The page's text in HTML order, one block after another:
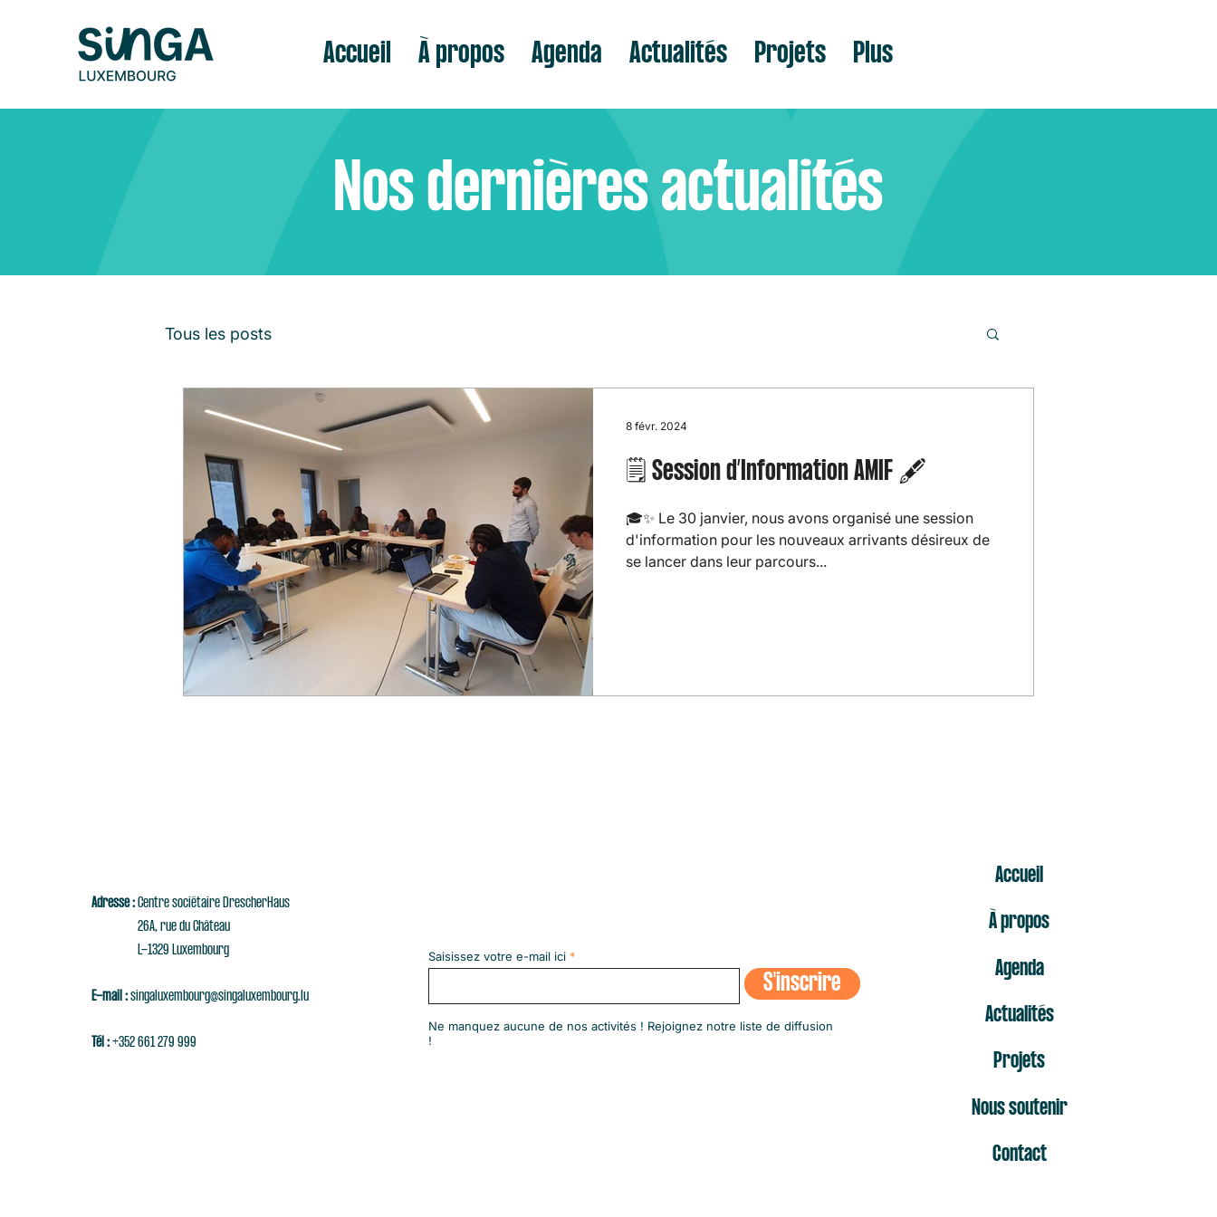
Accueil À propos Agenda Actualités Projets Plus
Nos dernières actualités
Tous les posts
🗒️ Session d’Information AMIF 🖋️
🎓✨ Le 30 janvier, nous avons organisé une session
d'information pour les nouveaux arrivants désireux de
se lancer dans leur parcours...
8 févr. 2024
Adresse :Centre sociétaire DrescherHaus
26A, rue du Château
L-1329 Luxembourg
E-mail :singaluxembourg@singaluxembourg.lu
Tél :+352 661 279 999
Saisissez votre e-mail ici
S'inscrire
​Ne manquez aucune de nos activités ! Rejoignez notre liste de diffusion
!
Accueil
À propos
Agenda
Actualités
Projets
Nous soutenir
Contact